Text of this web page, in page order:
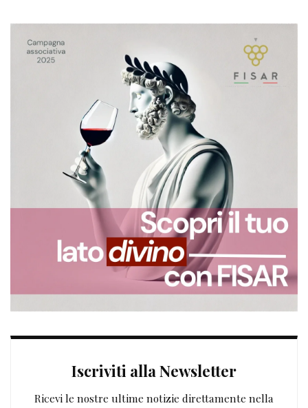
Iscriviti alla Newsletter
Ricevi le nostre ultime notizie direttamente nella